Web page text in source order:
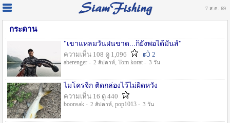
7 ส.ค. 69
กระดาน
"เขาแหลมวันฝนขาด...ก็ยังพอได้มันส์"
ความเห็น 108 ดู 1,096
2
aberenger - 2 สัปดาห์, Tom korat - 3 วัน
ไมโครจิ้ก ติดกล่องไว้ไม่ผิดหวัง
ความเห็น 16 ดู 440
boonsak - 2 สัปดาห์, pop1013 - 3 วัน